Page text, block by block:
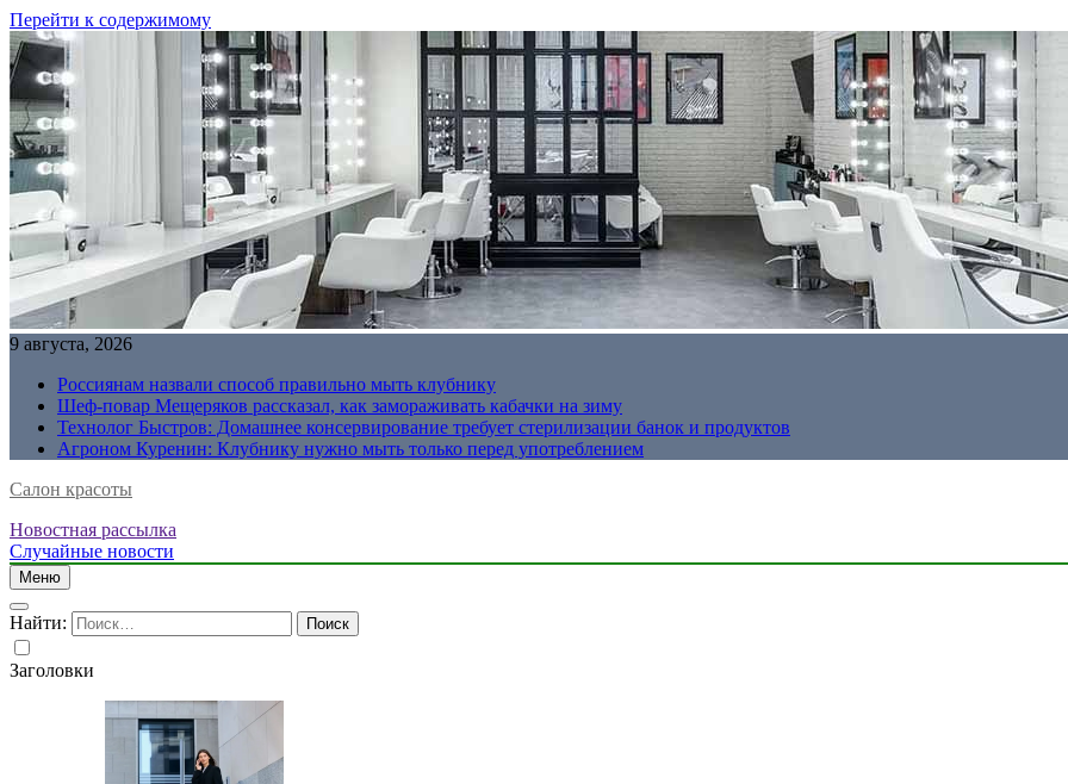
Перейти к содержимому
9 августа, 2026
Россиянам назвали способ правильно мыть клубнику
Шеф-повар Мещеряков рассказал, как замораживать кабачки на зиму
Технолог Быстров: Домашнее консервирование требует стерилизации банок и продуктов
Агроном Куренин: Клубнику нужно мыть только перед употреблением
Салон красоты
Новостная рассылка
Случайные новости
Меню
Найти:
Заголовки